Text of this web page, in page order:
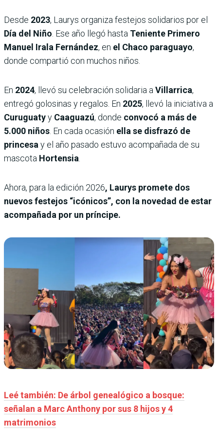
Desde 2023, Laurys organiza festejos solidarios por el
Día del Niño. Ese año llegó hasta Teniente Primero
Manuel Irala Fernández, en el Chaco paraguayo,
donde compartió con muchos niños.
En 2024, llevó su celebración solidaria aVillarrica,
entregó golosinas y regalos. En 2025, llevó la iniciativa a
Curuguatyy Caaguazú, donde convocó a más de
5.000 niños. En cada ocasión ella se disfrazó de
princesay el año pasado estuvo acompañada de su
mascota Hortensia.
Ahora, para la edición 2026, Laurys promete dos
nuevos festejos “icónicos”, con la novedad de estar
acompañada por un príncipe.
Leé también: De árbol genealógico a bosque:
señalan a Marc Anthony por sus 8 hijos y 4
matrimonios